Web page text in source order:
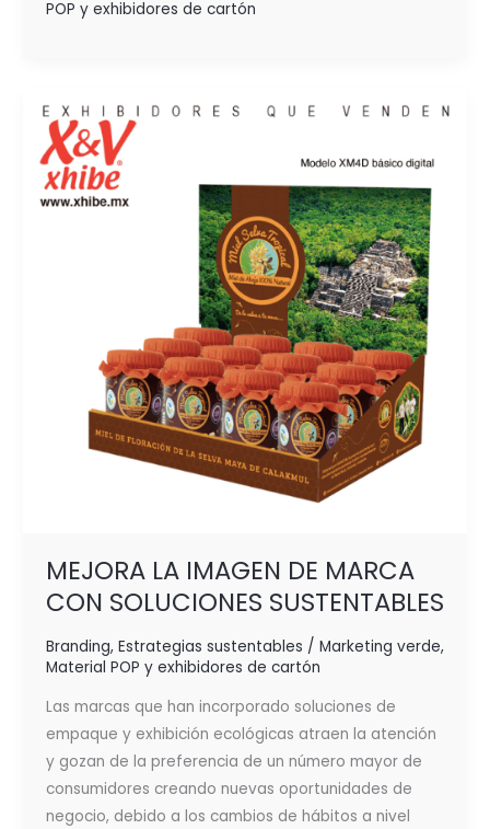
POP y exhibidores de cartón
MEJORA LA IMAGEN DE MARCA
CON SOLUCIONES SUSTENTABLES
Branding, Estrategias sustentables / Marketing verde,
Material POP y exhibidores de cartón
Las marcas que han incorporado soluciones de
empaque y exhibición ecológicas atraen la atención
y gozan de la preferencia de un número mayor de
consumidores creando nuevas oportunidades de
negocio, debido a los cambios de hábitos a nivel
MEJORA
LA
IMAGEN
DE
MARCA